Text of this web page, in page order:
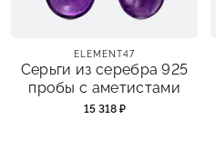
ELEMENT47
Серьги из серебра 925
пробы с аметистами
15 318 ₽